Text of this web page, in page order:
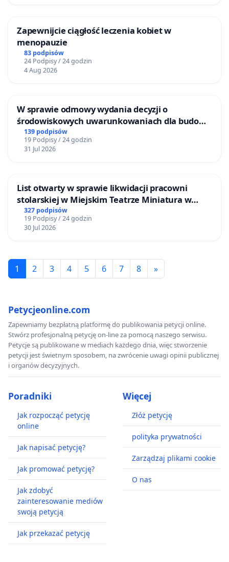
Zapewnijcie ciągłość leczenia kobiet w
menopauzie
83 podpisów
24 Podpisy / 24 godzin
4 Aug 2026
W sprawie odmowy wydania decyzji o
środowiskowych uwarunkowaniach dla budowy
zakładu wytwarzania biometanu „Krynki” w
Ostrowiu Południowym oraz ochrony
mieszkańców i Puszczy Knyszyńskiej
139 podpisów
19 Podpisy / 24 godzin
31 Jul 2026
List otwarty w sprawie likwidacji pracowni
stolarskiej w Miejskim Teatrze Miniatura w
Gdańsku
327 podpisów
19 Podpisy / 24 godzin
30 Jul 2026
1 2 3 4 5 6 7 8 »
Petycjeonline.com
Zapewniamy bezpłatną platformę do publikowania petycji online.
Stwórz profesjonalną petycję on-line za pomocą naszego serwisu.
Petycje są publikowane w mediach każdego dnia, więc stworzenie
petycji jest świetnym sposobem, na zwrócenie uwagi opinii publicznej
i organów decyzyjnych.
Poradniki
Jak rozpocząć petycję
online
Jak napisać petycję?
Jak promować petycję?
Jak zdobyć
zainteresowanie mediów
swoją petycją
Jak przekazać petycję
Więcej
Złóż petycję
polityka prywatności
Zarządzaj plikami cookie
O nas